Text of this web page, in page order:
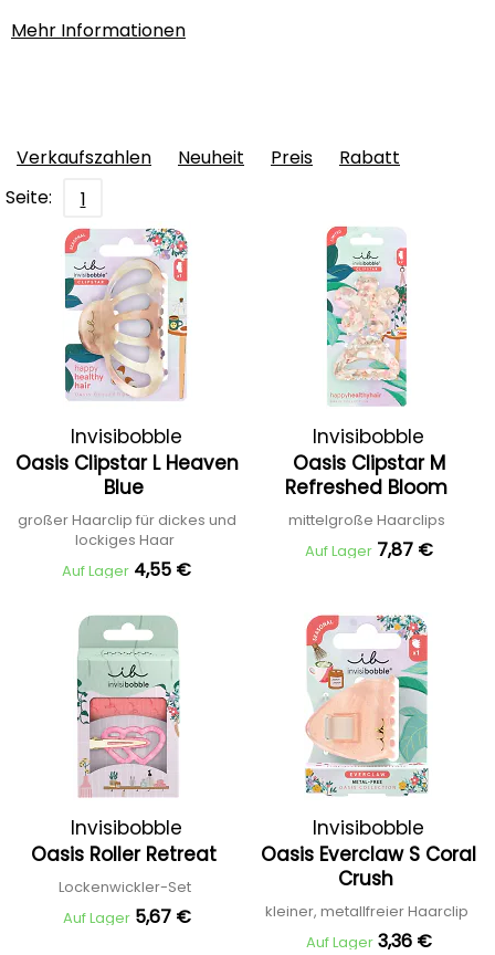
Mehr Informationen
Verkaufszahlen Neuheit Preis
Rabatt
Seite:
1
Invisibobble
Oasis Clipstar L Heaven
Blue
großer Haarclip für dickes und
lockiges Haar
Auf Lager 4,55 €
Invisibobble
Oasis Clipstar M
Refreshed Bloom
mittelgroße Haarclips
Auf Lager 7,87 €
Invisibobble
Oasis Roller Retreat
Lockenwickler-Set
Auf Lager 5,67 €
Invisibobble
Oasis Everclaw S Coral
Crush
kleiner, metallfreier Haarclip
Auf Lager 3,36 €